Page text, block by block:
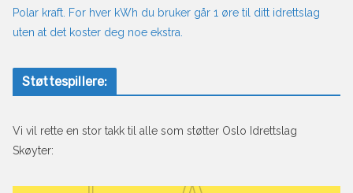
Polar kraft. For hver kWh du bruker går 1 øre til ditt idrettslag
uten at det koster deg noe ekstra.
Støttespillere:
Vi vil rette en stor takk til alle som støtter Oslo Idrettslag
Skøyter: